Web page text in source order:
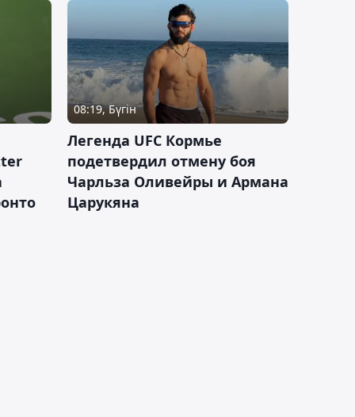
08:19, Бүгін
Легенда UFC Кормье
подетвердил отмену боя
Чарльза Оливейры и Армана
Царукяна